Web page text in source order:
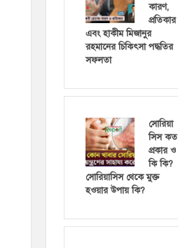
কারণ,
প্রতিকার
এবং হাকীম মিজানুর
রহমানের চিকিৎসা পদ্ধতির
সফলতা
সোরিয়া
সিস কত
প্রকার ও
কি কি?
সোরিয়াসিস থেকে মুক্ত
হওয়ার উপায় কি?